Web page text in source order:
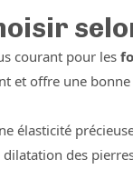
courant pour les
et offre une
élasticité
des